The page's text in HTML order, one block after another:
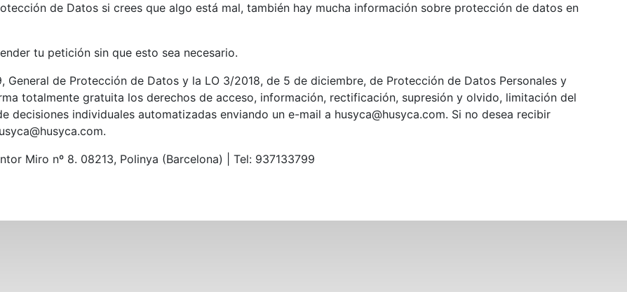
de Datos si crees que algo está mal, también hay mucha información sobre protección de datos en
tu petición sin que esto sea necesario.
General de Protección de Datos y la LO 3/2018, de 5 de diciembre, de Protección de Datos Personales y
totalmente gratuita los derechos de acceso, información, rectificación, supresión y olvido, limitación del
individuales automatizadas enviando un e-mail a husyca@husyca.com. Si no desea recibir
Miro nº 8. 08213, Polinya (Barcelona)
Tel: 937133799